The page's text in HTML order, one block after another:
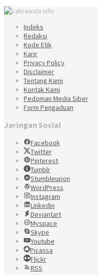
Indeks
Redaksi
Kode Etik
Karir
Privacy Policy
Disclaimer
Tentang Kami
Kontak Kami
Pedoman Media Siber
Form Pengaduan
Jaringan Social
Facebook
Twitter
Pinterest
Tumblr
Stumbleupon
WordPress
Instagram
Linkedin
Deviantart
Myspace
Skype
Youtube
Picassa
Flickr
RSS